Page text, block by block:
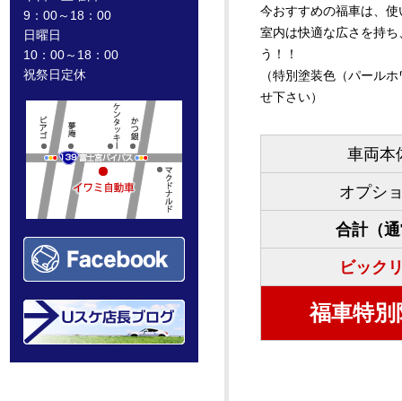
9：00～18：00
日曜日
10：00～18：00
祝祭日定休
今おすすめの福車は、
室内は快適な広さを持
う！！
（特別塗装色（パール
せ下さい）
車両本
オプシ
合計（
ビック
福車特別